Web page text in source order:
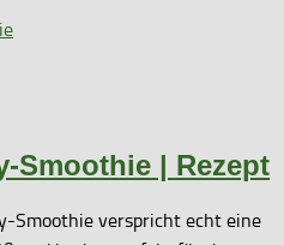
Smoothie | Rezept
Smoothie verspricht echt eine